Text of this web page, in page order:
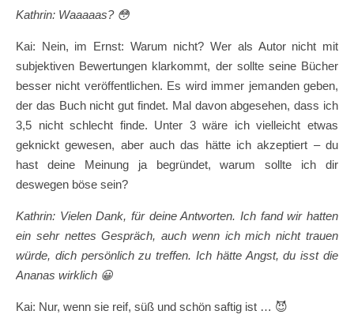
Kathrin: Waaaaas? 😳
Kai: Nein, im Ernst: Warum nicht? Wer als Autor nicht mit
subjektiven Bewertungen klarkommt, der sollte seine Bücher
besser nicht veröffentlichen. Es wird immer jemanden geben,
der das Buch nicht gut findet. Mal davon abgesehen, dass ich
3,5 nicht schlecht finde. Unter 3 wäre ich vielleicht etwas
geknickt gewesen, aber auch das hätte ich akzeptiert – du
hast deine Meinung ja begründet, warum sollte ich dir
deswegen böse sein?
Kathrin: Vielen Dank, für deine Antworten. Ich fand wir hatten
ein sehr nettes Gespräch, auch wenn ich mich nicht trauen
würde, dich persönlich zu treffen. Ich hätte Angst, du isst die
Ananas wirklich 😀
Kai: Nur, wenn sie reif, süß und schön saftig ist … 😈